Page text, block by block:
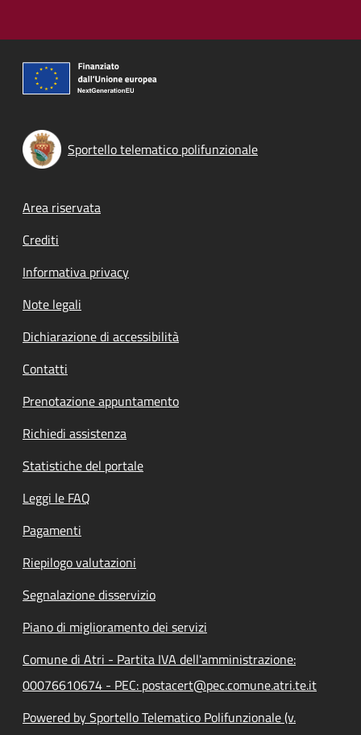
Sportello telematico polifunzionale
Footer menu
Area riservata
Crediti
Informativa privacy
Note legali
Dichiarazione di accessibilità
Contatti
Prenotazione appuntamento
Richiedi assistenza
Statistiche del portale
Leggi le FAQ
Pagamenti
Riepilogo valutazioni
Segnalazione disservizio
Piano di miglioramento dei servizi
Comune di Atri - Partita IVA dell'amministrazione:
00076610674 - PEC: postacert@pec.comune.atri.te.it
Powered by Sportello Telematico Polifunzionale (v.